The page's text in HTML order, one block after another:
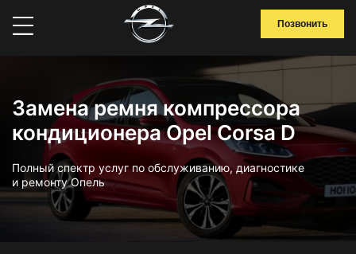
Позвонить
Замена ремня компрессора
кондиционера Opel Corsa D
Полный спектр услуг по обслуживанию, диагностике
и ремонту Опель